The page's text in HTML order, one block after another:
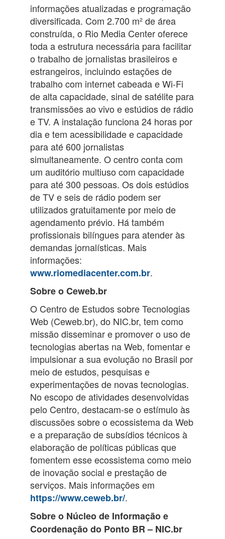
informações atualizadas e programação
diversificada. Com 2.700 m² de área
construída, o Rio Media Center oferece
toda a estrutura necessária para facilitar
o trabalho de jornalistas brasileiros e
estrangeiros, incluindo estações de
trabalho com internet cabeada e Wi-Fi
de alta capacidade, sinal de satélite para
transmissões ao vivo e estúdios de rádio
e TV. A instalação funciona 24 horas por
dia e tem acessibilidade e capacidade
para até 600 jornalistas
simultaneamente. O centro conta com
um auditório multiuso com capacidade
para até 300 pessoas. Os dois estúdios
de TV e seis de rádio podem ser
utilizados gratuitamente por meio de
agendamento prévio. Há também
profissionais bilíngues para atender às
demandas jornalísticas. Mais
informações:
www.riomediacenter.com.br.
Sobre o Ceweb.br
O Centro de Estudos sobre Tecnologias
Web (Ceweb.br), do NIC.br, tem como
missão disseminar e promover o uso de
tecnologias abertas na Web, fomentar e
impulsionar a sua evolução no Brasil por
meio de estudos, pesquisas e
experimentações de novas tecnologias.
No escopo de atividades desenvolvidas
pelo Centro, destacam-se o estímulo às
discussões sobre o ecossistema da Web
e a preparação de subsídios técnicos à
elaboração de políticas públicas que
fomentem esse ecossistema como meio
de inovação social e prestação de
serviços. Mais informações em
https://www.ceweb.br/.
Sobre o Núcleo de Informação e
Coordenação do Ponto BR – NIC.br